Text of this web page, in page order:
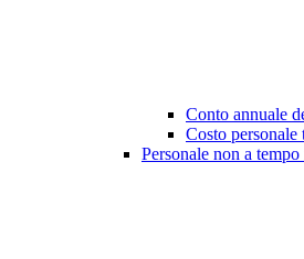
Conto annuale
Costo
Personale non a